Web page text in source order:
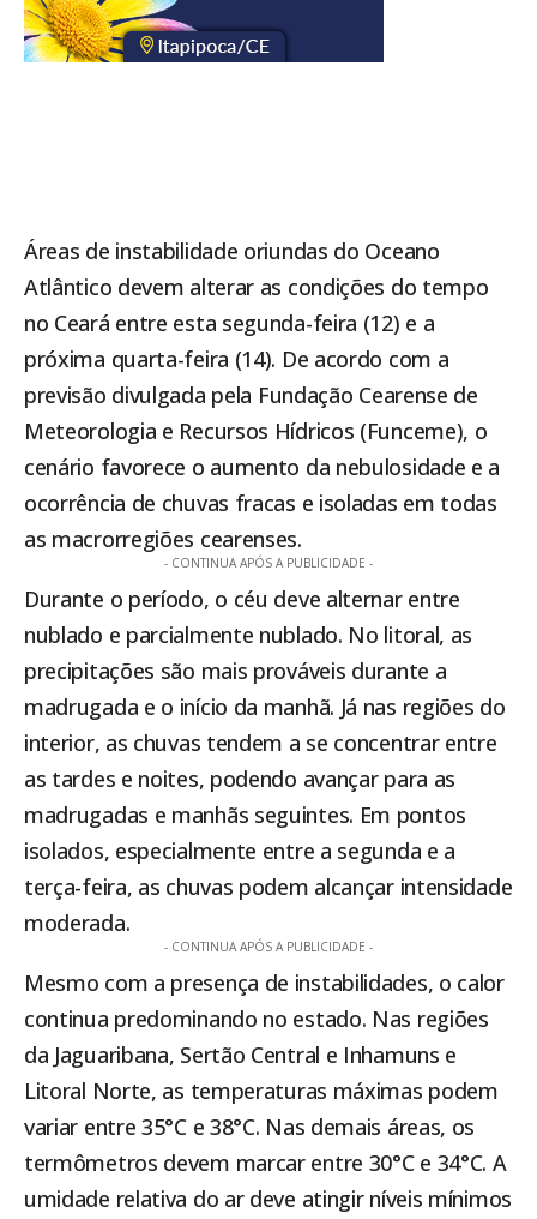
Áreas de instabilidade oriundas do Oceano
Atlântico devem alterar as condições do tempo
no Ceará entre esta segunda-feira (12) e a
próxima quarta-feira (14). De acordo com a
previsão divulgada pela Fundação Cearense de
Meteorologia e Recursos Hídricos (Funceme), o
cenário favorece o aumento da nebulosidade e a
ocorrência de chuvas fracas e isoladas em todas
as macrorregiões cearenses.
- CONTINUA APÓS A PUBLICIDADE -
Durante o período, o céu deve alternar entre
nublado e parcialmente nublado. No litoral, as
precipitações são mais prováveis durante a
madrugada e o início da manhã. Já nas regiões do
interior, as chuvas tendem a se concentrar entre
as tardes e noites, podendo avançar para as
madrugadas e manhãs seguintes. Em pontos
isolados, especialmente entre a segunda e a
terça-feira, as chuvas podem alcançar intensidade
moderada.
- CONTINUA APÓS A PUBLICIDADE -
Mesmo com a presença de instabilidades, o calor
continua predominando no estado. Nas regiões
da Jaguaribana, Sertão Central e Inhamuns e
Litoral Norte, as temperaturas máximas podem
variar entre 35°C e 38°C. Nas demais áreas, os
termômetros devem marcar entre 30°C e 34°C. A
umidade relativa do ar deve atingir níveis mínimos